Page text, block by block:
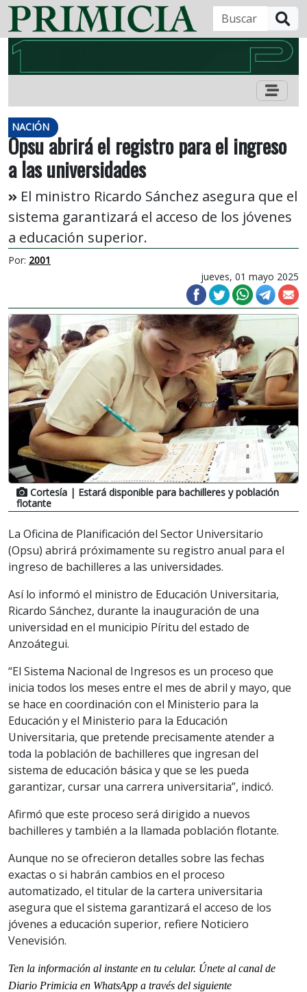
NACIÓN
Opsu abrirá el registro para el ingreso
a las universidades
El ministro Ricardo Sánchez asegura que el
sistema garantizará el acceso de los jóvenes
a educación superior.
Por: 2001
jueves, 01 mayo 2025
Cortesía | Estará disponible para bachilleres y población
flotante
La Oficina de Planificación del Sector Universitario
(Opsu) abrirá próximamente su registro anual para el
ingreso de bachilleres a las universidades.
Así lo informó el ministro de Educación Universitaria,
Ricardo Sánchez, durante la inauguración de una
universidad en el municipio Píritu del estado de
Anzoátegui.
“El Sistema Nacional de Ingresos es un proceso que
inicia todos los meses entre el mes de abril y mayo, que
se hace en coordinación con el Ministerio para la
Educación y el Ministerio para la Educación
Universitaria, que pretende precisamente atender a
toda la población de bachilleres que ingresan del
sistema de educación básica y que se les pueda
garantizar, cursar una carrera universitaria”, indicó.
Afirmó que este proceso será dirigido a nuevos
bachilleres y también a la llamada población flotante.
Aunque no se ofrecieron detalles sobre las fechas
exactas o si habrán cambios en el proceso
automatizado, el titular de la cartera universitaria
asegura que el sistema garantizará el acceso de los
jóvenes a educación superior, refiere Noticiero
Venevisión.
Ten la información al instante en tu celular. Únete al canal de
Diario Primicia en WhatsApp a través del siguiente